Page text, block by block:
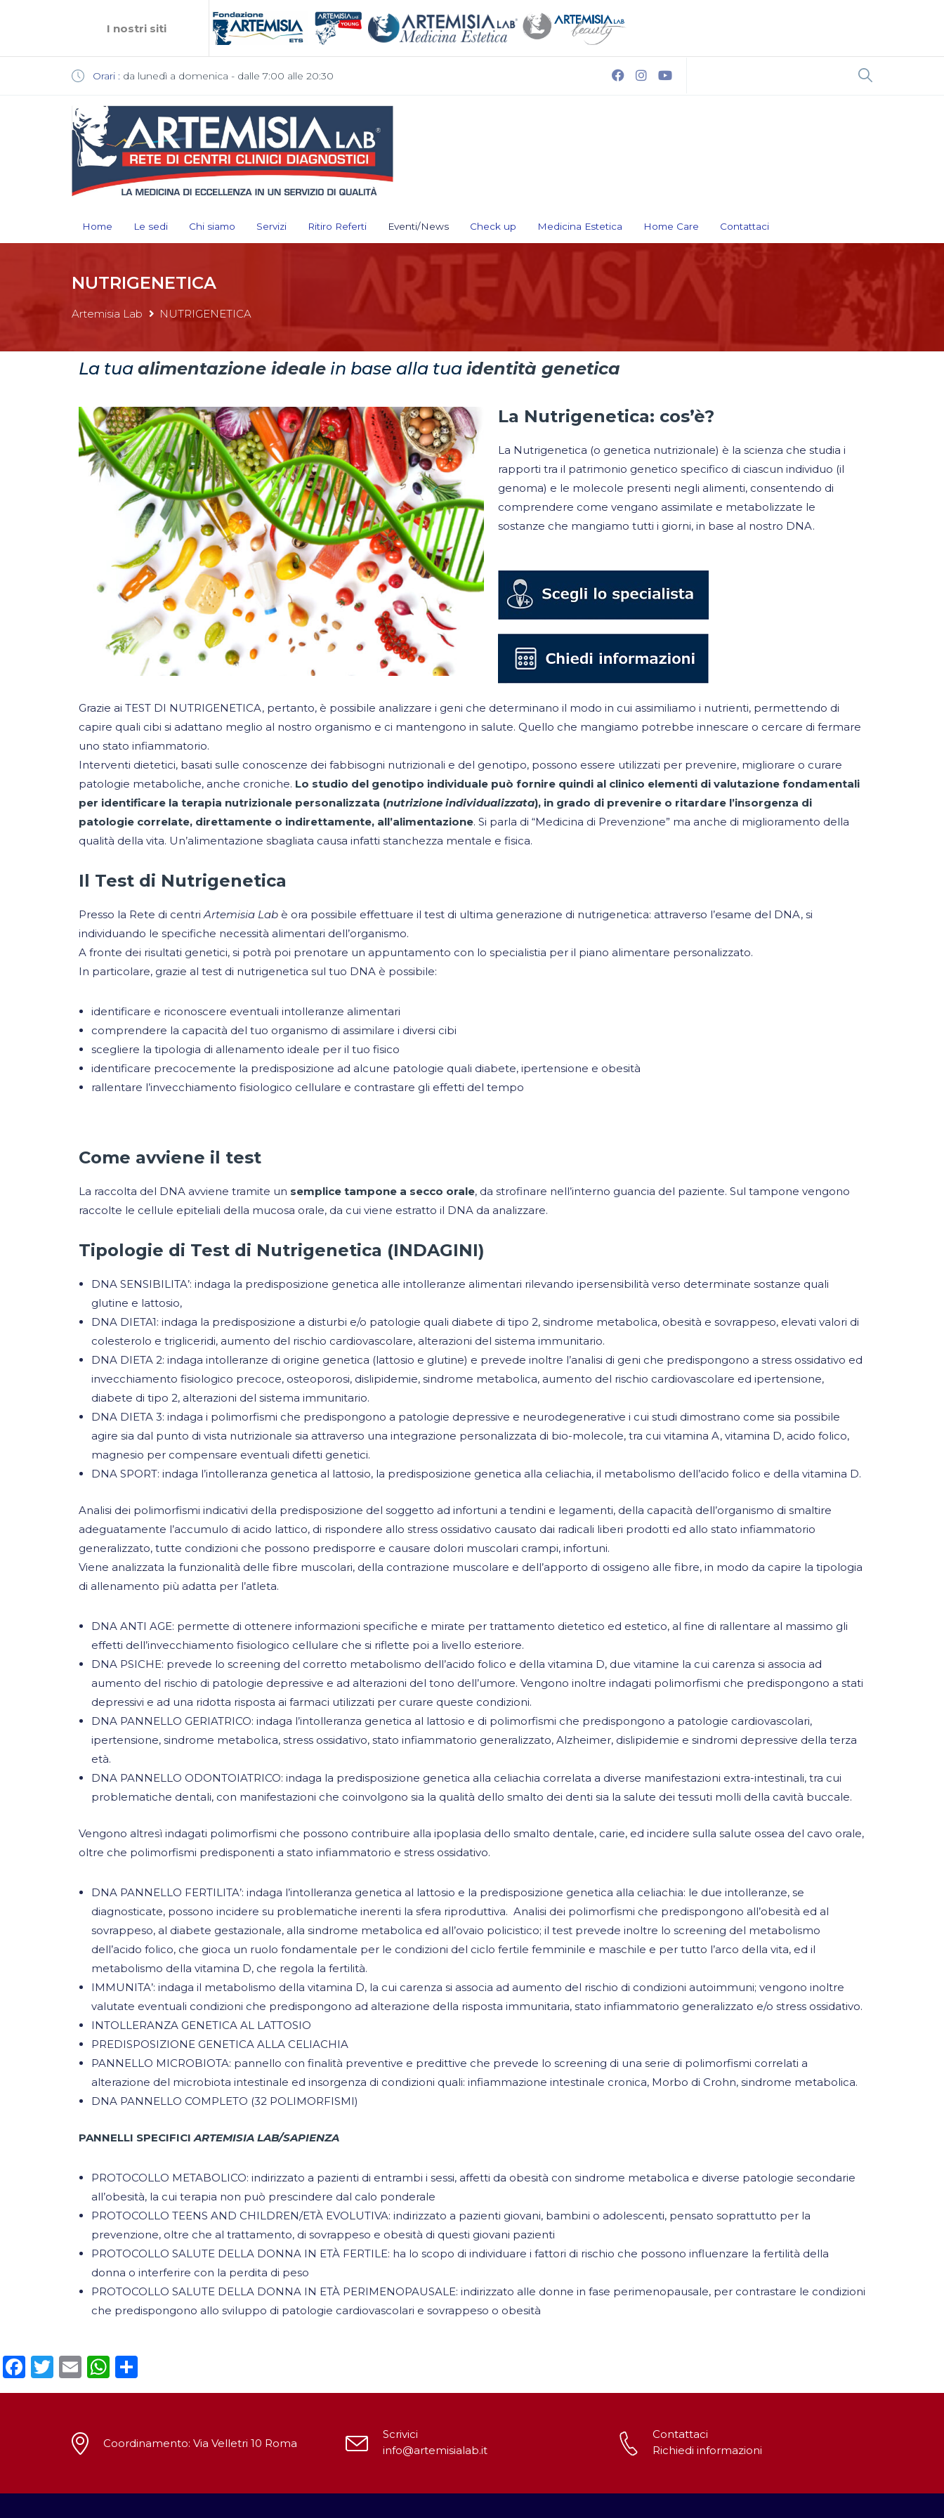
I nostri siti
Orari : da lunedì a domenica - dalle 7:00 alle 20:30
Home Le sedi Chi siamo Servizi Ritiro Referti Eventi/News Check up Medicina Estetica Home Care Contattaci
NUTRIGENETICA
Artemisia Lab NUTRIGENETICA
La tua alimentazione ideale in base alla tua identità genetica
La Nutrigenetica: cos’è?
La Nutrigenetica (o genetica nutrizionale) è la scienza che studia i
rapporti tra il patrimonio genetico specifico di ciascun individuo (il
genoma) e le molecole presenti negli alimenti, consentendo di
comprendere come vengano assimilate e metabolizzate le
sostanze che mangiamo tutti i giorni, in base al nostro DNA.
Grazie ai TEST DI NUTRIGENETICA, pertanto, è possibile analizzare i geni che determinano il modo in cui assimiliamo i nutrienti, permettendo di
capire quali cibi si adattano meglio al nostro organismo e ci mantengono in salute. Quello che mangiamo potrebbe innescare o cercare di fermare
uno stato infiammatorio.
Interventi dietetici, basati sulle conoscenze dei fabbisogni nutrizionali e del genotipo, possono essere utilizzati per prevenire, migliorare o curare
patologie metaboliche, anche croniche. Lo studio del genotipo individuale può fornire quindi al clinico elementi di valutazione fondamentali
per identificare la terapia nutrizionale personalizzata (nutrizione individualizzata), in grado di prevenire o ritardare l’insorgenza di
patologie correlate, direttamente o indirettamente, all’alimentazione. Si parla di “Medicina di Prevenzione” ma anche di miglioramento della
qualità della vita. Un’alimentazione sbagliata causa infatti stanchezza mentale e fisica.
Il Test di Nutrigenetica
Presso la Rete di centriArtemisia Lab è ora possibile effettuare il test di ultima generazione di nutrigenetica: attraverso l’esame del DNA, si
individuando le specifiche necessità alimentari dell’organismo.
A fronte dei risultati genetici, si potrà poi prenotare un appuntamento con lo specialistia per il piano alimentare personalizzato.
In particolare, grazie al test di nutrigenetica sul tuo DNA è possibile:
identificare e riconoscere eventuali intolleranze alimentari
comprendere la capacità del tuo organismo di assimilare i diversi cibi
scegliere la tipologia di allenamento ideale per il tuo fisico
identificare precocemente la predisposizione ad alcune patologie quali diabete, ipertensione e obesità
rallentare l’invecchiamento fisiologico cellulare e contrastare gli effetti del tempo
Come avviene il test
La raccolta del DNA avviene tramite un semplice tampone a secco orale, da strofinare nell’interno guancia del paziente. Sul tampone vengono
raccolte le cellule epiteliali della mucosa orale, da cui viene estratto il DNA da analizzare.
Tipologie di Test di Nutrigenetica (INDAGINI)
DNA SENSIBILITA’: indaga la predisposizione genetica alle intolleranze alimentari rilevando ipersensibilità verso determinate sostanze quali
glutine e lattosio,
DNA DIETA1: indaga la predisposizione a disturbi e/o patologie quali diabete di tipo 2, sindrome metabolica, obesità e sovrappeso, elevati valori di
colesterolo e trigliceridi, aumento del rischio cardiovascolare, alterazioni del sistema immunitario.
DNA DIETA 2: indaga intolleranze di origine genetica (lattosio e glutine) e prevede inoltre l’analisi di geni che predispongono a stress ossidativo ed
invecchiamento fisiologico precoce, osteoporosi, dislipidemie, sindrome metabolica, aumento del rischio cardiovascolare ed ipertensione,
diabete di tipo 2, alterazioni del sistema immunitario.
DNA DIETA 3: indaga i polimorfismi che predispongono a patologie depressive e neurodegenerative i cui studi dimostrano come sia possibile
agire sia dal punto di vista nutrizionale sia attraverso una integrazione personalizzata di bio-molecole, tra cui vitamina A, vitamina D, acido folico,
magnesio per compensare eventuali difetti genetici.
DNA SPORT: indaga l’intolleranza genetica al lattosio, la predisposizione genetica alla celiachia, il metabolismo dell’acido folico e della vitamina D.
Analisi dei polimorfismi indicativi della predisposizione del soggetto ad infortuni a tendini e legamenti, della capacità dell’organismo di smaltire
adeguatamente l’accumulo di acido lattico, di rispondere allo stress ossidativo causato dai radicali liberi prodotti ed allo stato infiammatorio
generalizzato, tutte condizioni che possono predisporre e causare dolori muscolari crampi, infortuni.
Viene analizzata la funzionalità delle fibre muscolari, della contrazione muscolare e dell’apporto di ossigeno alle fibre, in modo da capire la tipologia
di allenamento più adatta per l’atleta.
DNA ANTI AGE: permette di ottenere informazioni specifiche e mirate per trattamento dietetico ed estetico, al fine di rallentare al massimo gli
effetti dell’invecchiamento fisiologico cellulare che si riflette poi a livello esteriore.
DNA PSICHE: prevede lo screening del corretto metabolismo dell’acido folico e della vitamina D, due vitamine la cui carenza si associa ad
aumento del rischio di patologie depressive e ad alterazioni del tono dell’umore. Vengono inoltre indagati polimorfismi che predispongono a stati
depressivi e ad una ridotta risposta ai farmaci utilizzati per curare queste condizioni.
DNA PANNELLO GERIATRICO: indaga l’intolleranza genetica al lattosio e di polimorfismi che predispongono a patologie cardiovascolari,
ipertensione, sindrome metabolica, stress ossidativo, stato infiammatorio generalizzato, Alzheimer, dislipidemie e sindromi depressive della terza
età.
DNA PANNELLO ODONTOIATRICO: indaga la predisposizione genetica alla celiachia correlata a diverse manifestazioni extra-intestinali, tra cui
problematiche dentali, con manifestazioni che coinvolgono sia la qualità dello smalto dei denti sia la salute dei tessuti molli della cavità buccale.
Vengono altresì indagati polimorfismi che possono contribuire alla ipoplasia dello smalto dentale, carie, ed incidere sulla salute ossea del cavo orale,
oltre che polimorfismi predisponenti a stato infiammatorio e stress ossidativo.
DNA PANNELLO FERTILITA’: indaga l’intolleranza genetica al lattosio e la predisposizione genetica alla celiachia: le due intolleranze, se
diagnosticate, possono incidere su problematiche inerenti la sfera riproduttiva. Analisi dei polimorfismi che predispongono all’obesità ed al
sovrappeso, al diabete gestazionale, alla sindrome metabolica ed all’ovaio policistico; il test prevede inoltre lo screening del metabolismo
dell’acido folico, che gioca un ruolo fondamentale per le condizioni del ciclo fertile femminile e maschile e per tutto l’arco della vita, ed il
metabolismo della vitamina D, che regola la fertilità.
IMMUNITA’: indaga il metabolismo della vitamina D, la cui carenza si associa ad aumento del rischio di condizioni autoimmuni; vengono inoltre
valutate eventuali condizioni che predispongono ad alterazione della risposta immunitaria, stato infiammatorio generalizzato e/o stress ossidativo.
INTOLLERANZA GENETICA AL LATTOSIO
PREDISPOSIZIONE GENETICA ALLA CELIACHIA
PANNELLO MICROBIOTA: pannello con finalità preventive e predittive che prevede lo screening di una serie di polimorfismi correlati a
alterazione del microbiota intestinale ed insorgenza di condizioni quali: infiammazione intestinale cronica, Morbo di Crohn, sindrome metabolica.
DNA PANNELLO COMPLETO (32 POLIMORFISMI)
PANNELLI SPECIFICIARTEMISIA LAB/SAPIENZA
PROTOCOLLO METABOLICO: indirizzato a pazienti di entrambi i sessi, affetti da obesità con sindrome metabolica e diverse patologie secondarie
all’obesità, la cui terapia non può prescindere dal calo ponderale
PROTOCOLLO TEENS AND CHILDREN/ETÀ EVOLUTIVA: indirizzato a pazienti giovani, bambini o adolescenti, pensato soprattutto per la
prevenzione, oltre che al trattamento, di sovrappeso e obesità di questi giovani pazienti
PROTOCOLLO SALUTE DELLA DONNA IN ETÀ FERTILE: ha lo scopo di individuare i fattori di rischio che possono influenzare la fertilità della
donna o interferire con la perdita di peso
PROTOCOLLO SALUTE DELLA DONNA IN ETÀ PERIMENOPAUSALE: indirizzato alle donne in fase perimenopausale, per contrastare le condizioni
che predispongono allo sviluppo di patologie cardiovascolari e sovrappeso o obesità
Facebook
Twitter
EmailWhatsApp
Coordinamento: Via Velletri 10 Roma
Scrivici
info@artemisialab.it
Contattaci
Richiedi informazioni